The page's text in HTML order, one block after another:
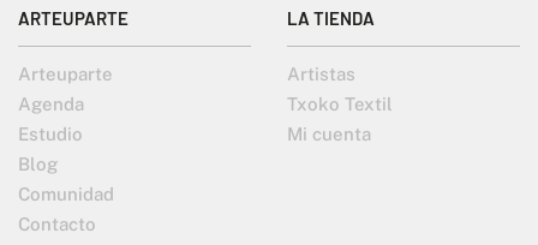
ARTEUPARTE
Arteuparte
Agenda
Estudio
Blog
Comunidad
Contacto
LA TIENDA
Artistas
Txoko Textil
Mi cuenta